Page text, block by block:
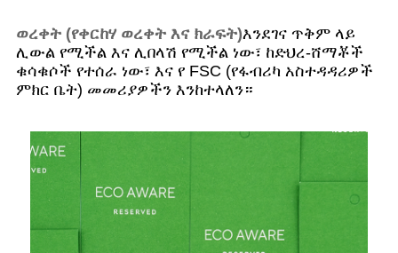
ወረቀት (የቀርከሃ ወረቀት እና ክራፍት)እንደገና ጥቅም ላይ
ሊውል የሚችል እና ሊበላሽ የሚችል ነው፣ ከድህረ-ሸማቾች
ቁሳቁሶች የተሰራ ነው፣ እና የ FSC (የፋብሪካ አስተዳዳሪዎች
ምክር ቤት) መመሪያዎችን እንከተላለን።